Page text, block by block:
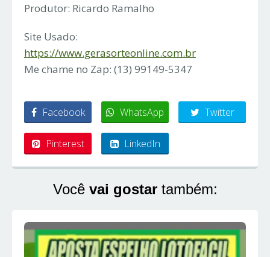
Produtor: Ricardo Ramalho
Site Usado:
https://www.gerasorteonline.com.br
Me chame no Zap: (13) 99149-5347
Facebook WhatsApp Twitter
Pinterest LinkedIn
Você vai gostartambém: